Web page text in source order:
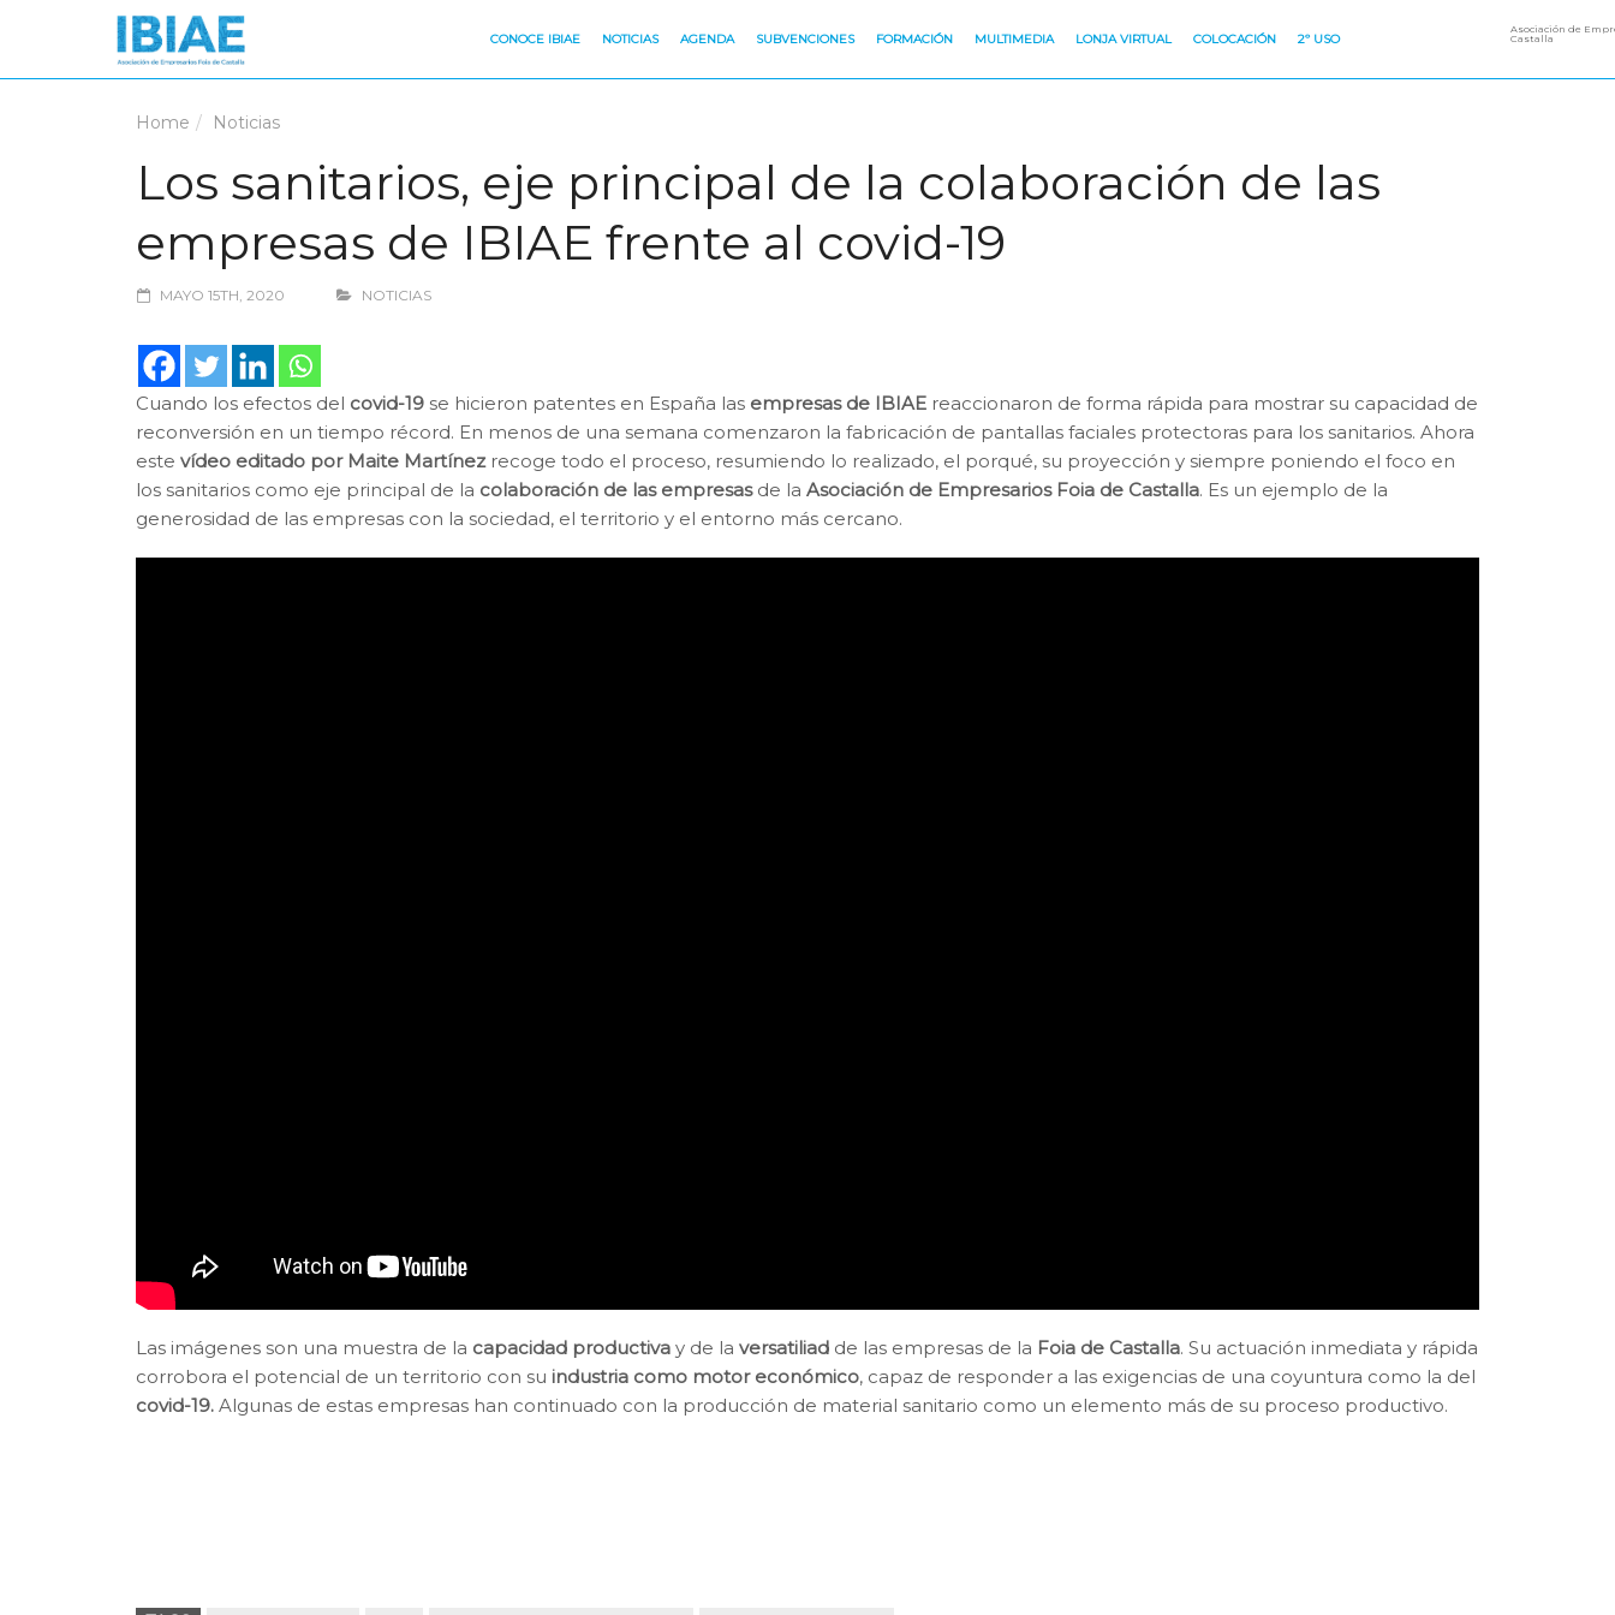
CONOCE IBIAE NOTICIAS AGENDA SUBVENCIONES FORMACIÓN MULTIMEDIA LONJA VIRTUAL COLOCACIÓN 2º USO
Asociación de
Castalla
Home Noticias
Los sanitarios, eje principal de la colaboración de las
empresas de IBIAE frente al covid-19
MAYO 15TH, 2020 NOTICIAS
Cuando los efectos del covid-19 se hicieron patentes en España las empresas de IBIAE reaccionaron de forma rápida para mostrar su capacidad de
reconversión en un tiempo récord. En menos de una semana comenzaron la fabricación de pantallas faciales protectoras para los sanitarios. Ahora
este vídeo editado por Maite Martínezrecoge todo el proceso, resumiendo lo realizado, el porqué, su proyección y siempre poniendo el foco en
los sanitarios como eje principal de la colaboración de las empresasde la Asociación de Empresarios Foia de Castalla. Es un ejemplo de la
generosidad de las empresas con la sociedad, el territorio y el entorno más cercano.
Las imágenes son una muestra de la capacidad productiva y de la versatiliad de las empresas de la Foia de Castalla. Su actuación inmediata y rápida
corrobora el potencial de un territorio con su industria como motor económico, capaz de responder a las exigencias de una coyuntura como la del
covid-19. Algunas de estas empresas han continuado con la producción de material sanitario como un elemento más de su proceso productivo.